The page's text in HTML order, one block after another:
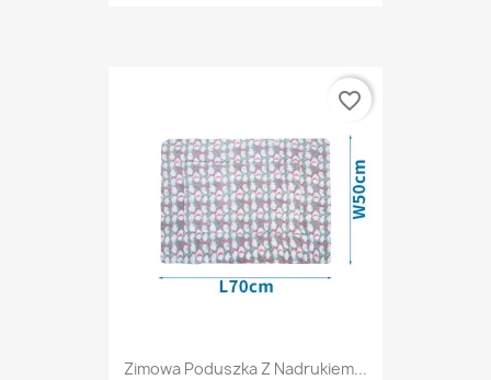
Zimowa Poduszka Z Nadrukiem...
favorite_border